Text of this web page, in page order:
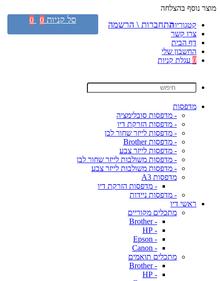
מוצר נוסף בהצלחה
קטגוריות
צרו קשר
דף הבית
החשבון שלי
0 עגלת קניות
מדפסות
- מדפסות סובלימציה
- מדפסות הזרקת דיו
- מדפסות לייזר שחור לבן
- מדפסות Brother
- מדפסות לייזר צבע
- מדפסות משולבות לייזר שחור לבן
- מדפסות משולבות לייזר צבע
מדפסות A3
- מדפסות הזרקת דיו
- מדפסות ניידות
ראשי דיו
מתכלים מקוריים
- Brother
- HP
- Epson
- Canon
מתכלים תואמים
- Brother
- HP
התחברות \ הרשמה סל קניות 0
0